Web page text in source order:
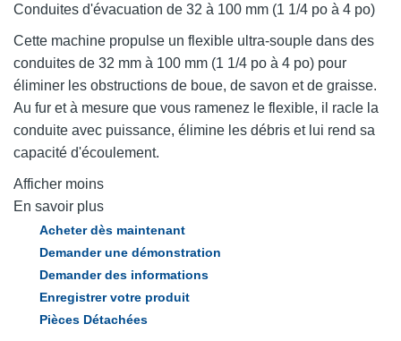
Conduites d'évacuation de 32 à 100 mm (1 1/4 po à 4 po)
Cette machine propulse un flexible ultra-souple dans des
conduites de 32 mm à 100 mm (1 1/4 po à 4 po) pour
éliminer les obstructions de boue, de savon et de graisse.
Au fur et à mesure que vous ramenez le flexible, il racle la
conduite avec puissance, élimine les débris et lui rend sa
capacité d'écoulement.
Afficher moins
En savoir plus
Acheter dès maintenant
Demander une démonstration
Demander des informations
Enregistrer votre produit
Pièces Détachées